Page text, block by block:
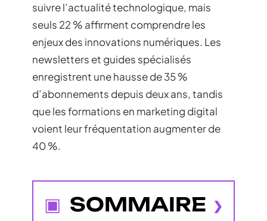
suivre l’actualité technologique, mais
seuls 22 % affirment comprendre les
enjeux des innovations numériques. Les
newsletters et guides spécialisés
enregistrent une hausse de 35 %
d’abonnements depuis deux ans, tandis
que les formations en marketing digital
voient leur fréquentation augmenter de
40 %.
SOMMAIRE